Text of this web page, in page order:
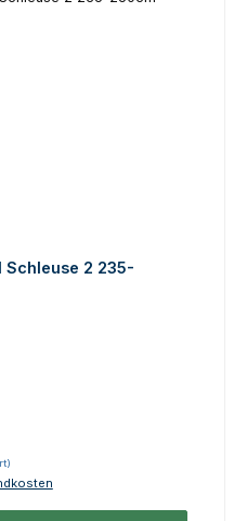
Schleuse 2 235-